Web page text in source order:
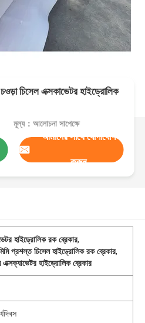
চিসেল এক্সকাভেটর হাইড্রোলিক
মূল্য：আলোচনা সাপেক্ষে
আমাদের সাথে যোগাযোগ
করুন
হাইড্রোলিক রক ব্রেকার,
প্রশস্ত চিসেল হাইড্রোলিক রক ব্রেকার,
হাইড্রোলিক ব্রেকার